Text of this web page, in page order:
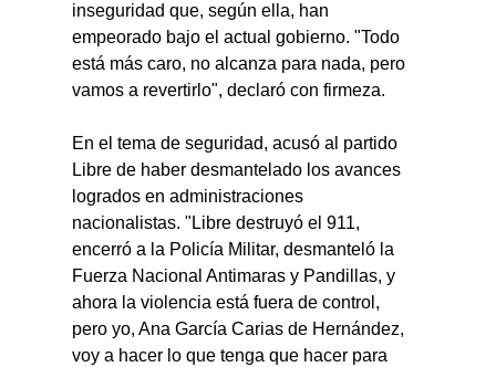
inseguridad que, según ella, han
empeorado bajo el actual gobierno. "Todo
está más caro, no alcanza para nada, pero
vamos a revertirlo", declaró con firmeza.
En el tema de seguridad, acusó al partido
Libre de haber desmantelado los avances
logrados en administraciones
nacionalistas. "Libre destruyó el 911,
encerró a la Policía Militar, desmanteló la
Fuerza Nacional Antimaras y Pandillas, y
ahora la violencia está fuera de control,
pero yo, Ana García Carias de Hernández,
voy a hacer lo que tenga que hacer para